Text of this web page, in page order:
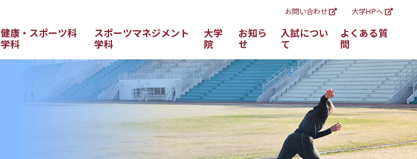
お問い合わせ 大学HPへ
健康・スポーツ科
学科
スポーツマネジメント
学科
大学
院
お知ら
せ
入試につい
て
よくある質
問